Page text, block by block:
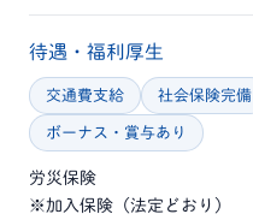
待遇・福利厚生
交通費支給 社会保険完備
ボーナス・賞与あり
労災保険
※加入保険（法定どおり）